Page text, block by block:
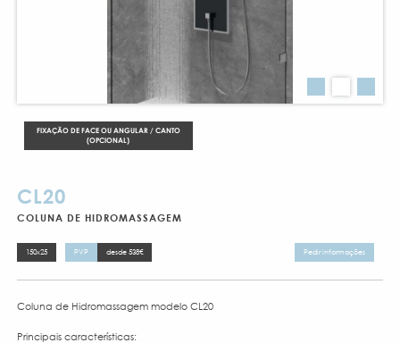
FIXAÇÃO DE FACE OU ANGULAR / CANTO
(OPCIONAL)
CL20
COLUNA DE HIDROMASSAGEM
150x25 PVP desde 538€ Pedir informações
Coluna de Hidromassagem modelo CL20
Principais características: